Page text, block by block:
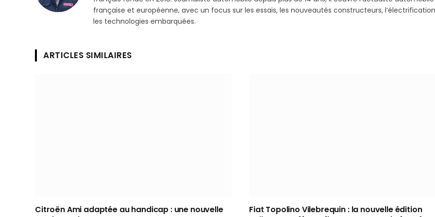
française et européenne, avec un focus sur les essais, les nouveautés constructeurs,
les technologies embarquées.
ARTICLES SIMILAIRES
Citroën Ami adaptée au handicap : une nouvelle
Fiat Topolino Vilebrequin : la nouvelle édition